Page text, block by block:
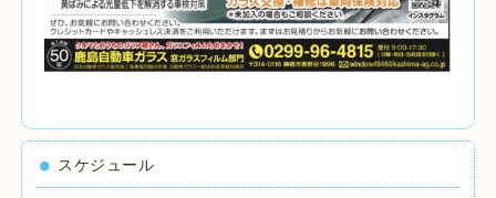
スケジュール